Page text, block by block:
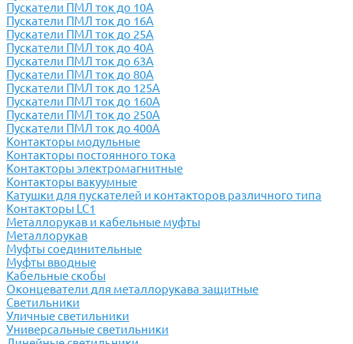
Пускатели ПМЛ ток до 10А
Пускатели ПМЛ ток до 16А
Пускатели ПМЛ ток до 25А
Пускатели ПМЛ ток до 40А
Пускатели ПМЛ ток до 63А
Пускатели ПМЛ ток до 80А
Пускатели ПМЛ ток до 125А
Пускатели ПМЛ ток до 160А
Пускатели ПМЛ ток до 250А
Пускатели ПМЛ ток до 400А
Контакторы модульные
Контакторы постоянного тока
Контакторы электромагнитные
Контакторы вакуумные
Катушки для пускателей и контакторов различного типа
Контакторы LC1
Металлорукав и кабельные муфты
Металлорукав
Муфты соединительные
Муфты вводные
Кабельные скобы
Оконцеватели для металлорукава защитные
Светильники
Уличные светильники
Универсальные светильники